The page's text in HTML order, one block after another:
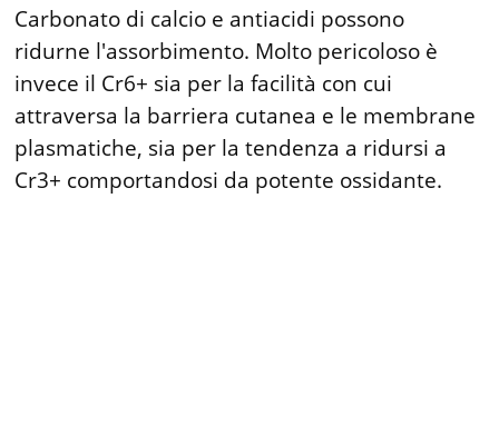
Carbonato di calcio e antiacidi possono
ridurne l'assorbimento. Molto pericoloso è
invece il Cr6+ sia per la facilità con cui
attraversa la barriera cutanea e le membrane
plasmatiche, sia per la tendenza a ridursi a
Cr3+ comportandosi da potente ossidante.